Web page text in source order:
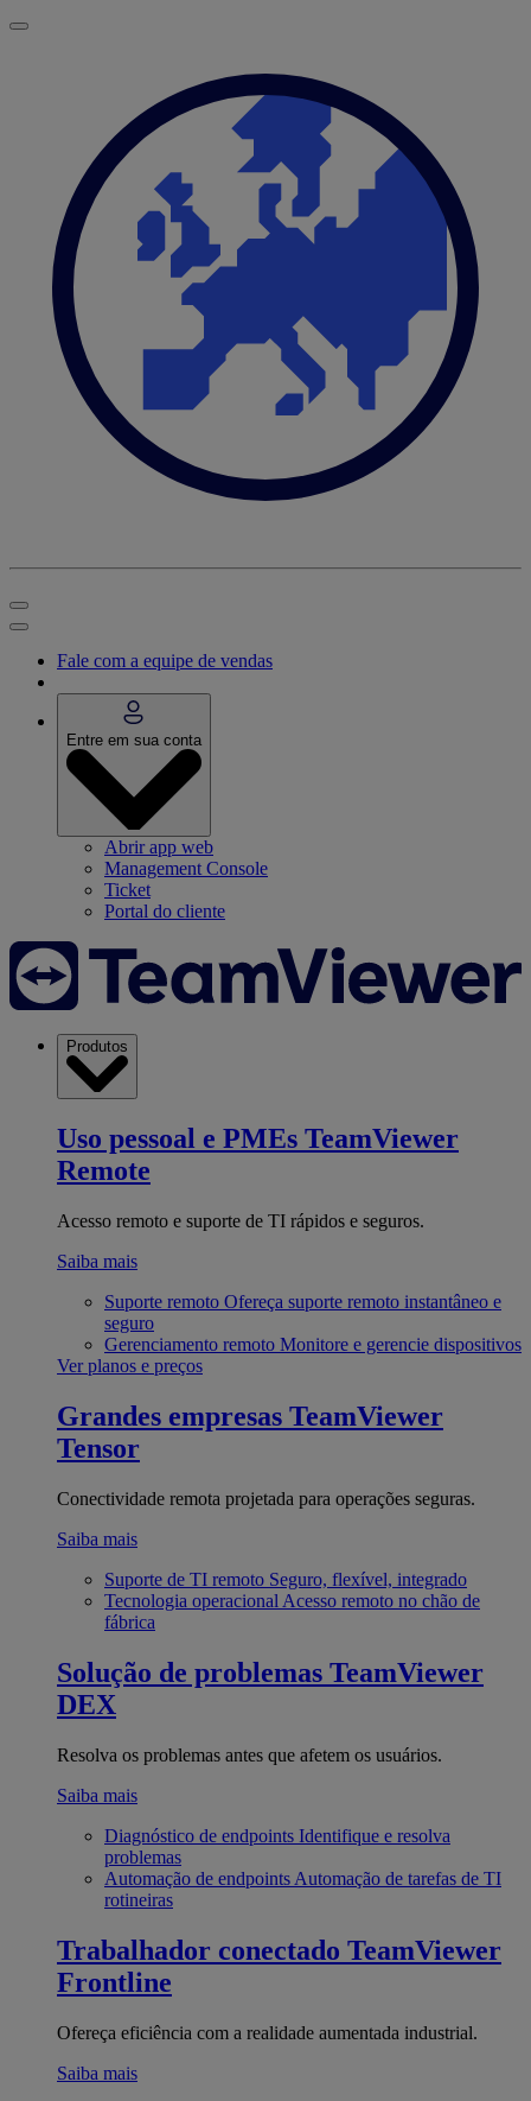
Fale com a equipe de vendas
Entre em sua conta
Abrir app web
Management Console
Ticket
Portal do cliente
Produtos
Uso pessoal e PMEs TeamViewer
Remote
Acesso remoto e suporte de TI rápidos e seguros.
Saiba mais
Suporte remoto Ofereça suporte remoto instantâneo e
seguro
Gerenciamento remoto Monitore e gerencie dispositivos
Ver planos e preços
Grandes empresas TeamViewer
Tensor
Conectividade remota projetada para operações seguras.
Saiba mais
Suporte de TI remoto Seguro, flexível, integrado
Tecnologia operacional Acesso remoto no chão de
fábrica
Solução de problemas TeamViewer
DEX
Resolva os problemas antes que afetem os usuários.
Saiba mais
Diagnóstico de endpoints Identifique e resolva
problemas
Automação de endpoints Automação de tarefas de TI
rotineiras
Trabalhador conectado TeamViewer
Frontline
Ofereça eficiência com a realidade aumentada industrial.
Saiba mais